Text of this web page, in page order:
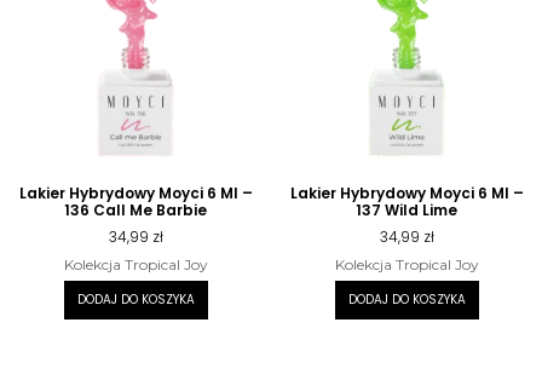
Lakier Hybrydowy Moyci 6 Ml –
136 Call Me Barbie
34,99 zł
Kolekcja Tropical Joy
DODAJ DO KOSZYKA
Lakier Hybrydowy Moyci 6 Ml –
137 Wild Lime
34,99 zł
Kolekcja Tropical Joy
DODAJ DO KOSZYKA